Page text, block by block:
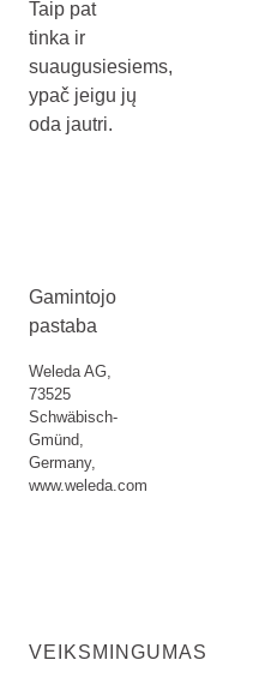
Taip pat
tinka ir
suaugusiesiems,
ypač jeigu jų
oda jautri.
Gamintojo
pastaba
Weleda AG,
73525
Schwäbisch-
Gmünd,
Germany,
www.weleda.com
VEIKSMINGUMAS